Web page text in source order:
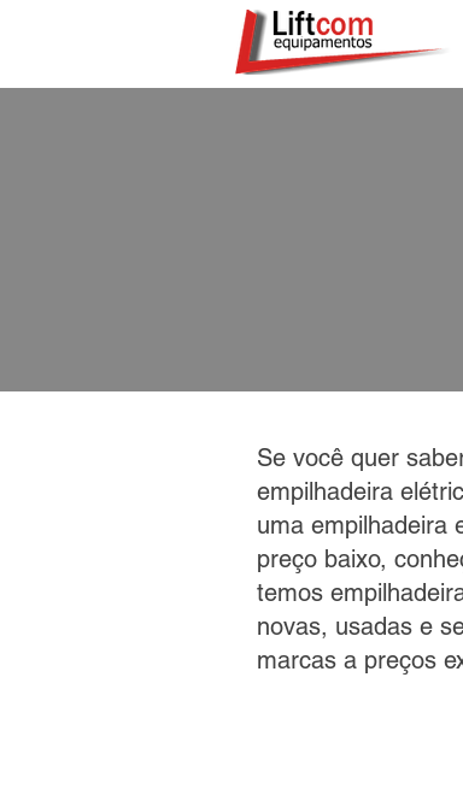
Se você quer
empilhadeira
uma empilhadeira
preço baixo,
temos
novas, usadas e
marcas a preços